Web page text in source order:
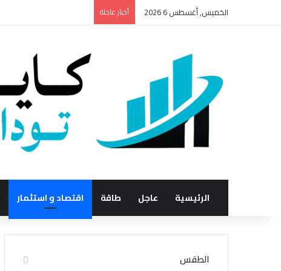
الخميس, أغسطس 6 2026 أخبار عاجلة
الرئيسية عاجل طاقة اقتصاد و استثمار
الطقس